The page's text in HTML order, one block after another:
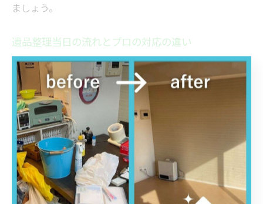
ましょう。
遺品整理当日の流れとプロの対応の違い
遺品整理当日は、プロによる事前説明と作業工程の共有
から始まります。理由は、お客様が安心して任せられる
ようにするためです。具体的には、現場確認・作業内容
の説明・分別・搬出・清掃という流れで進行します。プ
ロ業者の場合、各工程でお客様の要望を丁寧にヒアリン
グし、臨機応変に対応します。リセットジャパンでは、
スピーディーかつ誠実な対応を心がけているため、安心
して作業を任せられます。